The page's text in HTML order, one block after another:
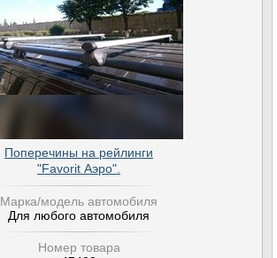
Поперечины на рейлинги
"Favorit Аэро".
Марка/модель автомобиля
Для любого автомобиля
Номер товара